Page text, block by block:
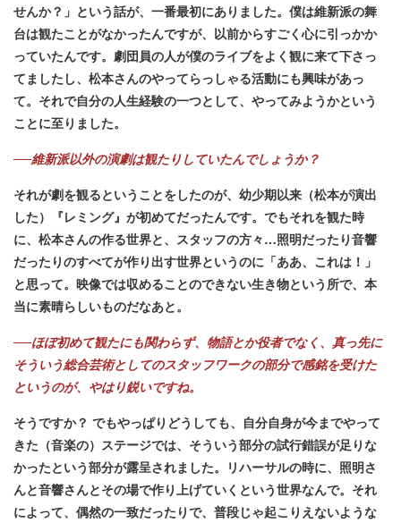
せんか？」という話が、一番最初にありました。僕は維新派の舞
台は観たことがなかったんですが、以前からすごく心に引っかか
っていたんです。劇団員の人が僕のライブをよく観に来て下さっ
てましたし、松本さんのやってらっしゃる活動にも興味があっ
て。それで自分の人生経験の一つとして、やってみようかという
ことに至りました。
──維新派以外の演劇は観たりしていたんでしょうか？
それが劇を観るということをしたのが、幼少期以来（松本が演出
した）『レミング』が初めてだったんです。でもそれを観た時
に、松本さんの作る世界と、スタッフの方々…照明だったり音響
だったりのすべてが作り出す世界というのに「ああ、これは！」
と思って。映像では収めることのできない生き物という所で、本
当に素晴らしいものだなあと。
──ほぼ初めて観たにも関わらず、物語とか役者でなく、真っ先に
そういう総合芸術としてのスタッフワークの部分で感銘を受けた
というのが、やはり鋭いですね。
そうですか？ でもやっぱりどうしても、自分自身が今までやって
きた（音楽の）ステージでは、そういう部分の試行錯誤が足りな
かったという部分が露呈されました。リハーサルの時に、照明さ
んと音響さんとその場で作り上げていくという世界なんで。それ
によって、偶然の一致だったりで、普段じゃ起こりえないような